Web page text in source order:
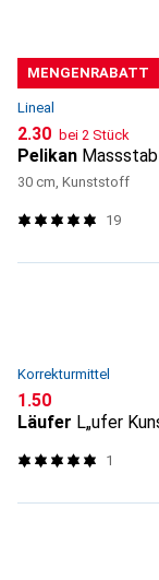
MENGENRABATT
Lineal
CHF
2.30 bei 2 Stück
Pelikan Massstab
30 cm, Kunststoff
19
Korrekturmittel
CHF
1.50
Läufer L„ufer
1